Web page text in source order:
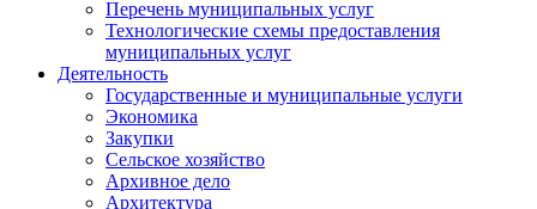
Перечень муниципальных услуг
Технологические схемы предоставления
муниципальных услуг
Деятельность
Государственные и муниципальные услуги
Экономика
Закупки
Сельское хозяйство
Архивное дело
Архитектура